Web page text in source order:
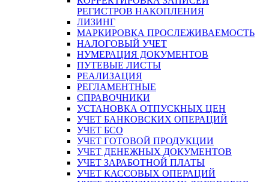
РЕГИСТРОВ НАКОПЛЕНИЯ
ЛИЗИНГ
МАРКИРОВКА ПРОСЛЕЖИВАЕМОСТЬ
НАЛОГОВЫЙ УЧЕТ
НУМЕРАЦИЯ ДОКУМЕНТОВ
ПУТЕВЫЕ ЛИСТЫ
РЕАЛИЗАЦИЯ
РЕГЛАМЕНТНЫЕ
СПРАВОЧНИКИ
УСТАНОВКА ОТПУСКНЫХ ЦЕН
УЧЕТ БАНКОВСКИХ ОПЕРАЦИЙ
УЧЕТ БСО
УЧЕТ ГОТОВОЙ ПРОДУКЦИИ
УЧЕТ ДЕНЕЖНЫХ ДОКУМЕНТОВ
УЧЕТ ЗАРАБОТНОЙ ПЛАТЫ
УЧЕТ КАССОВЫХ ОПЕРАЦИЙ